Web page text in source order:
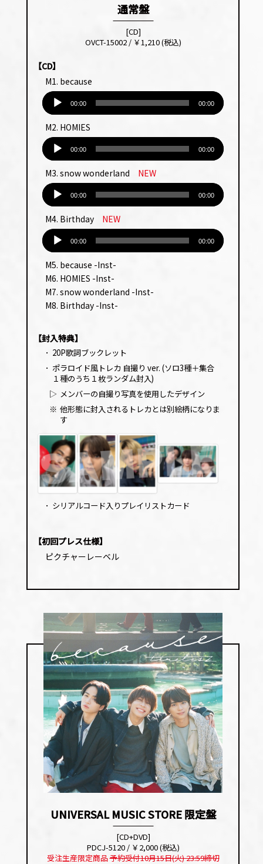
通常盤
[CD]
OVCT-15002 / ￥1,210 (税込)
【CD】
M1. because
レー
ヤー
00:00 00:00
M2. HOMIES
レー
ヤー
00:00 00:00
M3. snow wonderland NEW
レー
ヤー
00:00 00:00
M4. BirthdayNEW
レー
ヤー
00:00 00:00
M5. because -Inst-
M6. HOMIES -Inst-
M7. snow wonderland -Inst-
M8. Birthday -Inst-
【封入特典】
･ 20P歌詞ブックレット
･ ポラロイド風トレカ 自撮り ver. (ソロ3種＋集合
１種のうち１枚ランダム封入)
▷ メンバーの自撮り写真を使用したデザイン
※ 他形態に封入されるトレカとは別絵柄になりま
す
･ シリアルコード入りプレイリストカード
【初回プレス仕様】
ピクチャーレーベル
UNIVERSAL MUSIC STORE 限定盤
[CD+DVD]
PDCJ-5120 / ￥2,000 (税込)
受注生産限定商品予約受付10月15日(火) 23:59締切